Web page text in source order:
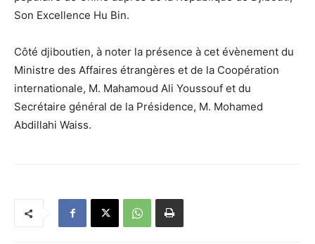
Son Excellence Hu Bin.
Côté djiboutien, à noter la présence à cet évènement du
Ministre des Affaires étrangères et de la Coopération
internationale, M. Mahamoud Ali Youssouf et du
Secrétaire général de la Présidence, M. Mohamed
Abdillahi Waiss.